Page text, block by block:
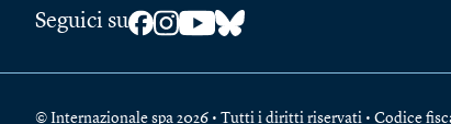
Seguici su
© Internazionale spa 2026 • Tutti i diritti riservati • Codice